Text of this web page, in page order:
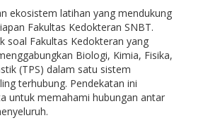
ekosistem latihan yang mendukung
Fakultas Kedokteran SNBT.
soal Fakultas Kedokteran yang
Biologi, Kimia, Fisika,
(TPS) dalam satu sistem
terhubung. Pendekatan ini
untuk memahami hubungan antar